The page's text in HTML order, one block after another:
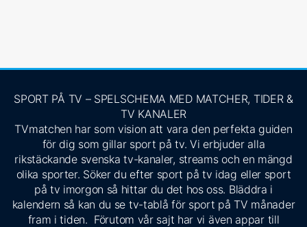
SPORT PÅ TV – SPELSCHEMA MED MATCHER, TIDER &
TV KANALER
TVmatchen har som vision att vara den perfekta guiden
för dig som gillar sport på tv. Vi erbjuder alla
rikstäckande svenska tv-kanaler, streams och en mängd
olika sporter. Söker du efter sport på tv idag eller sport
på tv imorgon så hittar du det hos oss. Bläddra i
kalendern så kan du se tv-tablå för sport på TV månader
fram i tiden. Förutom vår sajt har vi även appar till